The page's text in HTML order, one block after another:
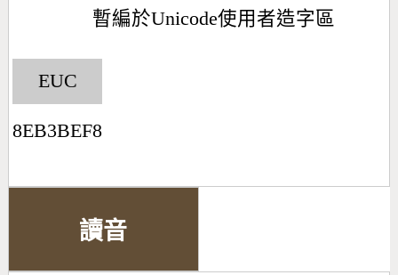
暫編於Unicode使用者造字區
EUC
8EB3BEF8
讀音